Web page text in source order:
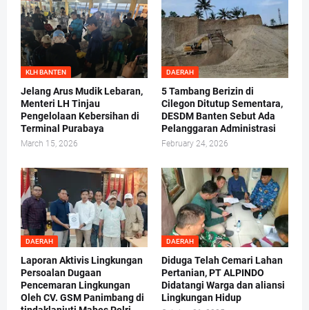
KLH BANTEN
Jelang Arus Mudik Lebaran,
Menteri LH Tinjau
Pengelolaan Kebersihan di
Terminal Purabaya
March 15, 2026
DAERAH
5 Tambang Berizin di
Cilegon Ditutup Sementara,
DESDM Banten Sebut Ada
Pelanggaran Administrasi
February 24, 2026
DAERAH
Laporan Aktivis Lingkungan
Persoalan Dugaan
Pencemaran Lingkungan
Oleh CV. GSM Panimbang di
DAERAH
Diduga Telah Cemari Lahan
Pertanian, PT ALPINDO
Didatangi Warga dan aliansi
Lingkungan Hidup